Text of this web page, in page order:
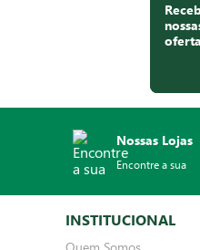
Nossas Lojas
Encontre a sua
INSTITUCIONAL